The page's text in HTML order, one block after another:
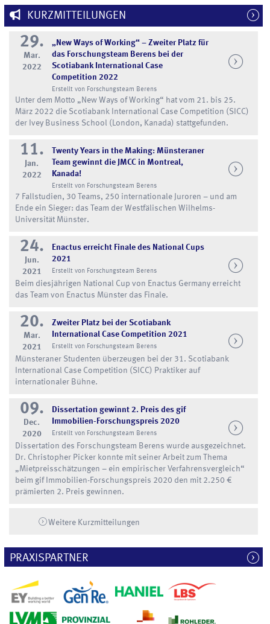
KURZMITTEILUNGEN
29.
Mar.
2022
„New Ways of Working“ – Zweiter Platz für
das Forschungsteam Berens bei der
Scotiabank International Case
Competition 2022
Erstellt von Forschungsteam Berens
Unter dem Motto „New Ways of Working“ hat vom 21. bis 25.
März 2022 die Scotiabank International Case Competition (SICC)
der Ivey Business School (London, Kanada) stattgefunden.
11.
Jan.
2022
Twenty Years in the Making: Münsteraner
Team gewinnt die JMCC in Montreal,
Kanada!
Erstellt von Forschungsteam Berens
7 Fallstudien, 30 Teams, 250 internationale Juroren – und am
Ende ein Sieger: das Team der Westfälischen Wilhelms-
Universität Münster.
24.
Jun.
2021
Enactus erreicht Finale des National Cups
2021
Erstellt von Forschungsteam Berens
Beim diesjährigen National Cup von Enactus Germany erreicht
das Team von Enactus Münster das Finale.
20.
Mar.
2021
Zweiter Platz bei der Scotiabank
International Case Competition 2021
Erstellt von Forschungsteam Berens
Münsteraner Studenten überzeugen bei der 31. Scotiabank
International Case Competition (SICC) Praktiker auf
internationaler Bühne.
09.
Dec.
2020
Dissertation gewinnt 2. Preis des gif
Immobilien-Forschungspreis 2020
Erstellt von Forschungsteam Berens
Dissertation des Forschungsteam Berens wurde ausgezeichnet.
Dr. Christopher Picker konnte mit seiner Arbeit zum Thema
„Mietpreisschätzungen – ein empirischer Verfahrensvergleich“
beim gif Immobilien-Forschungspreis 2020 den mit 2.250 €
prämierten 2. Preis gewinnen.
Weitere Kurzmitteilungen
PRAXISPARTNER